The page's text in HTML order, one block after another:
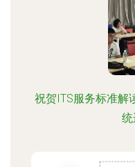
祝贺ITS服务标准解